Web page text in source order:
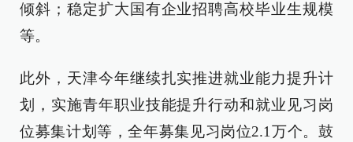
倾斜；稳定扩大国有企业招聘高校毕业生规模
等。
此外，天津今年继续扎实推进就业能力提升计
划，实施青年职业技能提升行动和就业见习岗
位募集计划等，全年募集见习岗位2.1万个。鼓